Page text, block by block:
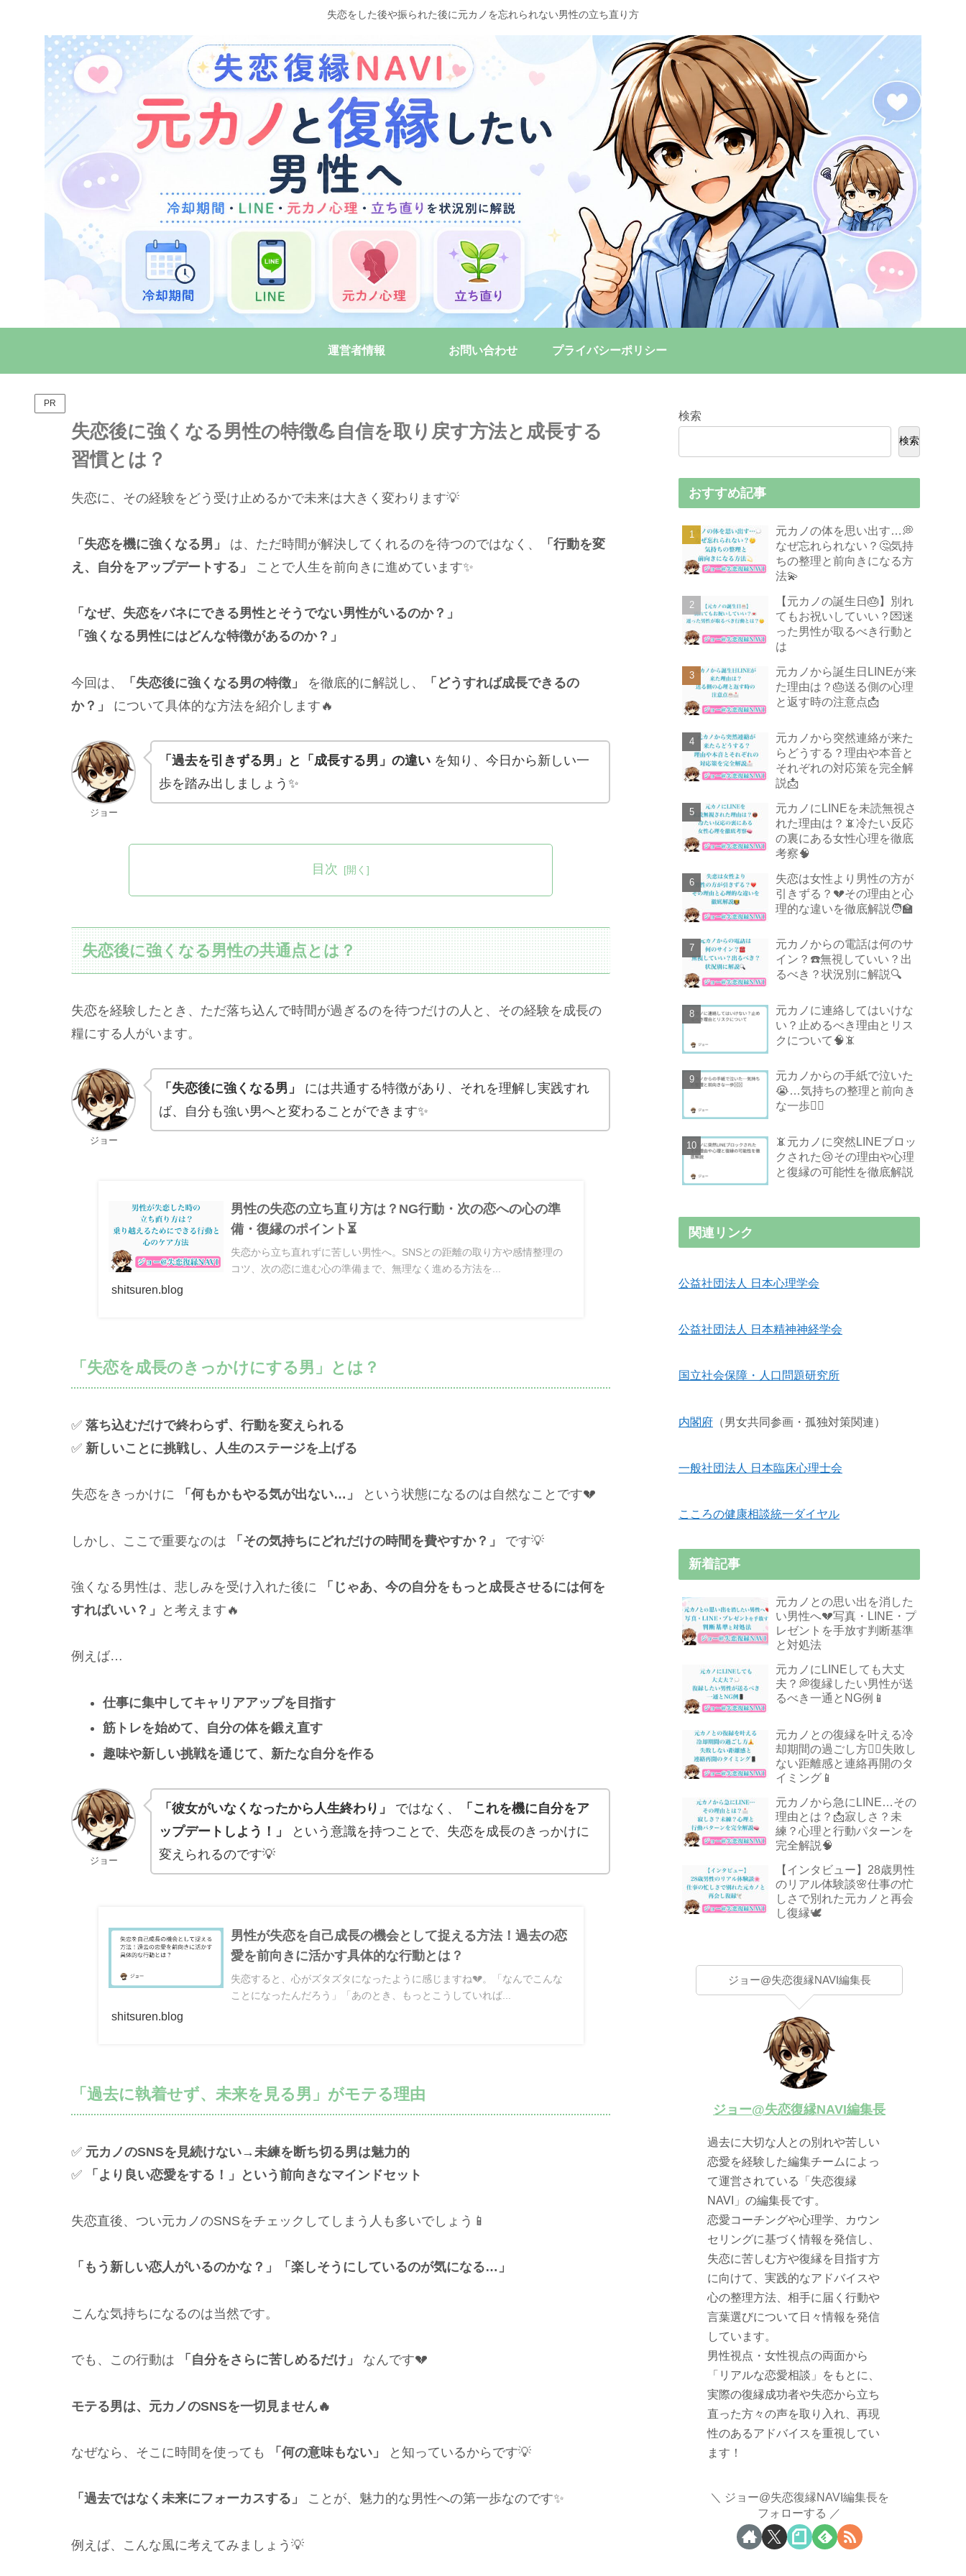
失恋をした後や振られた後に元カノを忘れられない男性の立ち直り方
運営者情報 お問い合わせ プライバシーポリシー
PR
失恋後に強くなる男性の特徴💪自信を取り戻す方法と成長する
習慣とは？
失恋に、その経験をどう受け止めるかで未来は大きく変わります💡
「失恋を機に強くなる男」 は、ただ時間が解決してくれるのを待つのではなく、
「行動を変
え、自分をアップデートする」
ことで人生を前向きに進めています✨
「なぜ、失恋をバネにできる男性とそうでない男性がいるのか？」
「強くなる男性にはどんな特徴があるのか？」
今回は、 「失恋後に強くなる男の特徴」 を徹底的に解説し、
「どうすれば成長できるの
か？」
について具体的な方法を紹介します🔥
ジョー
「過去を引きずる男」と「成長する男」の違い を知り、今日から新しい一
歩を踏み出しましょう✨
目次
失恋後に強くなる男性の共通点とは？
失恋を経験したとき、ただ落ち込んで時間が過ぎるのを待つだけの人と、その経験を成長の
糧にする人がいます。
ジョー
「失恋後に強くなる男」
には共通する特徴があり、それを理解し実践すれ
ば、自分も強い男へと変わることができます✨
男性の失恋の立ち直り方は？NG行動・次の恋への心の準
備・復縁のポイント⏳
失恋から立ち直れずに苦しい男性へ。SNSとの距離の取り方や感情整理の
コツ、次の恋に進む心の準備まで、無理なく進める方法を...
shitsuren.blog
「失恋を成長のきっかけにする男」とは？
✅ 落ち込むだけで終わらず、行動を変えられる
✅ 新しいことに挑戦し、人生のステージを上げる
失恋をきっかけに 「何もかもやる気が出ない…」 という状態になるのは自然なことです💔
しかし、ここで重要なのは 「その気持ちにどれだけの時間を費やすか？」 です💡
強くなる男性は、悲しみを受け入れた後に
「じゃあ、今の自分をもっと成長させるには何を
すればいい？」
と考えます🔥
例えば…
仕事に集中してキャリアアップを目指す
筋トレを始めて、自分の体を鍛え直す
趣味や新しい挑戦を通じて、新たな自分を作る
ジョー
「彼女がいなくなったから人生終わり」 ではなく、
「これを機に自分をア
ップデートしよう！」
という意識を持つことで、失恋を成長のきっかけに
変えられるのです💡
男性が失恋を自己成長の機会として捉える方法！過去の恋
愛を前向きに活かす具体的な行動とは？
失恋すると、心がズタズタになったように感じますね💔。「なんでこんな
ことになったんだろう」「あのとき、もっとこうしていれば...
shitsuren.blog
「過去に執着せず、未来を見る男」がモテる理由
✅ 元カノのSNSを見続けない→未練を断ち切る男は魅力的
✅
「より良い恋愛をする！」という前向きなマインドセット
失恋直後、つい元カノのSNSをチェックしてしまう人も多いでしょう📱
「もう新しい恋人がいるのかな？」 「楽しそうにしているのが気になる…」
こんな気持ちになるのは当然です。
でも、この行動は 「自分をさらに苦しめるだけ」 なんです💔
モテる男は、元カノのSNSを一切見ません🔥
なぜなら、そこに時間を使っても 「何の意味もない」 と知っているからです💡
「過去ではなく未来にフォーカスする」 ことが、魅力的な男性への第一歩なのです✨
例えば、こんな風に考えてみましょう💡
検索
検索
おすすめ記事
元カノの体を思い出す…💭
なぜ忘れられない？🤔気持
ちの整理と前向きになる方
法💫
【元カノの誕生日🎂】別れ
てもお祝いしていい？💌迷
った男性が取るべき行動と
は
元カノから誕生日LINEが来
た理由は？🎂送る側の心理
と返す時の注意点📩
元カノから突然連絡が来た
らどうする？理由や本音と
それぞれの対応策を完全解
説📩
元カノにLINEを未読無視さ
れた理由は？📵冷たい反応
の裏にある女性心理を徹底
考察🧠
失恋は女性より男性の方が
引きずる？💔その理由と心
理的な違いを徹底解説🧑‍🏫
元カノからの電話は何のサ
イン？☎️無視していい？出
るべき？状況別に解説🔍
元カノに連絡してはいけな
い？止めるべき理由とリス
クについて🧠📵
元カノからの手紙で泣いた
😭…気持ちの整理と前向き
な一歩🚶‍♂️
📵元カノに突然LINEブロッ
クされた😢その理由や心理
と復縁の可能性を徹底解説
関連リンク
公益社団法人 日本心理学会
公益社団法人 日本精神神経学会
国立社会保障・人口問題研究所
内閣府 （男女共同参画・孤独対策関連）
一般社団法人 日本臨床心理士会
こころの健康相談統一ダイヤル
新着記事
元カノとの思い出を消した
い男性へ💔写真・LINE・プ
レゼントを手放す判断基準
と対処法
元カノにLINEしても大丈
夫？💭復縁したい男性が送
るべき一通とNG例📱
元カノとの復縁を叶える冷
却期間の過ごし方🧘‍♂️失敗し
ない距離感と連絡再開のタ
イミング📱
元カノから急にLINE…その
理由とは？📩寂しさ？未
練？心理と行動パターンを
完全解説🧠
【インタビュー】28歳男性
のリアル体験談🌸仕事の忙
しさで別れた元カノと再会
し復縁🕊️
ジョー@失恋復縁NAVI編集長
ジョー@失恋復縁NAVI編集長
過去に大切な人との別れや苦しい
恋愛を経験した編集チームによっ
て運営されている「失恋復縁
NAVI」の編集長です。
恋愛コーチングや心理学、カウン
セリングに基づく情報を発信し、
失恋に苦しむ方や復縁を目指す方
に向けて、実践的なアドバイスや
心の整理方法、相手に届く行動や
言葉選びについて日々情報を発信
しています。
男性視点・女性視点の両面から
「リアルな恋愛相談」をもとに、
実際の復縁成功者や失恋から立ち
直った方々の声を取り入れ、再現
性のあるアドバイスを重視してい
ます！
ジョー@失恋復縁NAVI編集長を
フォローする